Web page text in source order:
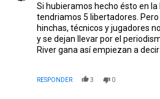
Si hubieramos hecho ésto en la
tendriamos 5 libertadores.
hinchas, técnicos y jugadores
y se dejan llevar por el
River gana así empiezan a
negro"?..Ahh miren como hizo
verde que es River. Lo que te
RESPONDER 3 0